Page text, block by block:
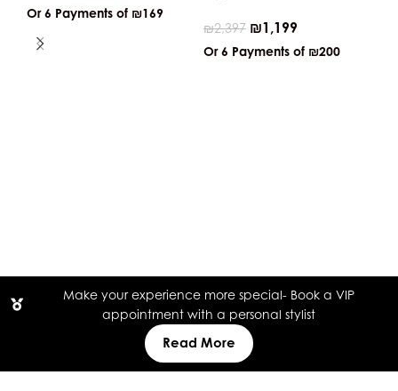
Or 6 Payments of ₪169
₪2,397 ₪1,199
Or 6 Payments of ₪200
Make your experience more special- Book a VIP
appointment with a personal stylist
Read More